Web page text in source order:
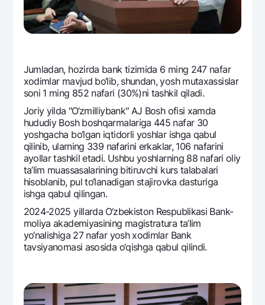
Jumladan, hozirda bank tizimida 6 ming 247 nafar
xodimlar mavjud bo‘lib, shundan, yosh mutaxassislar
soni 1 ming 852 nafari (30%)ni tashkil qiladi.
Joriy yilda "O‘zmilliybank" AJ Bosh ofisi xamda
hududiy Bosh boshqarmalariga 445 nafar 30
yoshgacha bo‘lgan iqtidorli yoshlar ishga qabul
qilinib, ularning 339 nafarini erkaklar, 106 nafarini
ayollar tashkil etadi. Ushbu yoshlarning 88 nafari oliy
ta’lim muassasalarining bitiruvchi kurs talabalari
hisoblanib, pul to‘lanadigan stajirovka dasturiga
ishga qabul qilingan.
2024-2025 yillarda O‘zbеkiston Rеspublikasi Bank-
moliya akadеmiyasining magistratura ta’lim
yo‘nalishiga 27 nafar yosh xodimlar Bank
tavsiyanomasi asosida o‘qishga qabul qilindi.